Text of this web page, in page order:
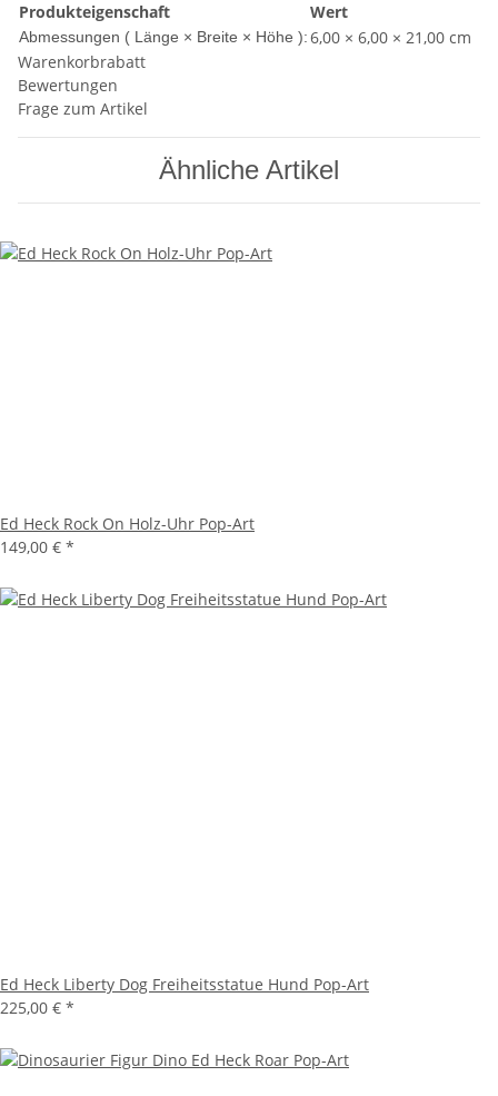
Produkteigenschaft
Wert
Abmessungen ( Länge × Breite × Höhe ):6,00 × 6,00 × 21,00 cm
Warenkorbrabatt
Bewertungen
Frage zum Artikel
Ähnliche Artikel
Ed Heck Rock On Holz-Uhr Pop-Art
149,00 € *
Ed Heck Liberty Dog Freiheitsstatue Hund Pop-Art
225,00 € *